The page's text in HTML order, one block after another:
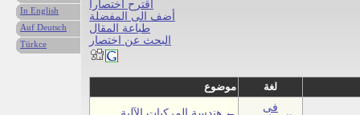
اقترح اختصارا
أضف الى المفضلة
طباعة المقال
البحث عن اختصار
موضوع لغة
فى
In English
Auf Deutsch
Türkce